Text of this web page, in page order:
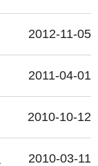
2012-11-05
2011-04-01
2010-10-12
2010-03-11